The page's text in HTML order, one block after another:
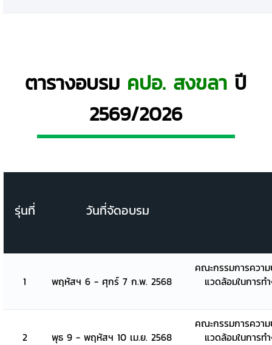
ตารางอบรม คปอ. สงขลา ปี
2569/2026
รุ่นที่ วันที่จัดอบรม
1 พฤหัสฯ 6 - ศุกร์ 7 ก.พ. 2568
คณะกรรมการควา
แวดล้อมในการท
2 พุธ 9 - พฤหัสฯ 10 เม.ย. 2568
คณะกรรมการควา
แวดล้อมในการท